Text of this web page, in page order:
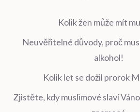
Kolik žen může mít
Neuvěřitelné důvody, proč
alkohol!
Kolik let se dožil prorok
Zjistěte, kdy muslimové slaví